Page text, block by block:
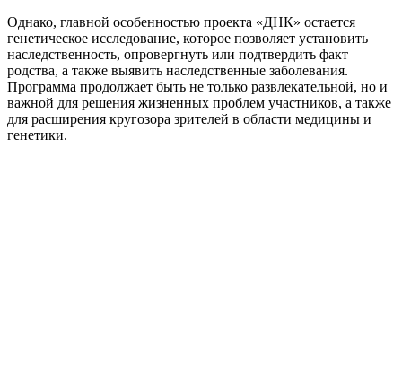
Однако, главной особенностью проекта «ДНК» остается
генетическое исследование, которое позволяет установить
наследственность, опровергнуть или подтвердить факт
родства, а также выявить наследственные заболевания.
Программа продолжает быть не только развлекательной, но и
важной для решения жизненных проблем участников, а также
для расширения кругозора зрителей в области медицины и
генетики.